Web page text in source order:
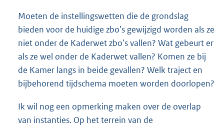
Moeten de instellingswetten die de grondslag
bieden voor de huidige zbo’s gewijzigd worden als ze
niet onder de Kaderwet zbo’s vallen? Wat gebeurt er
als ze wel onder de Kaderwet vallen? Komen ze bij
de Kamer langs in beide gevallen? Welk traject en
bijbehorend tijdschema moeten worden doorlopen?
Ik wil nog een opmerking maken over de overlap
van instanties. Op het terrein van de